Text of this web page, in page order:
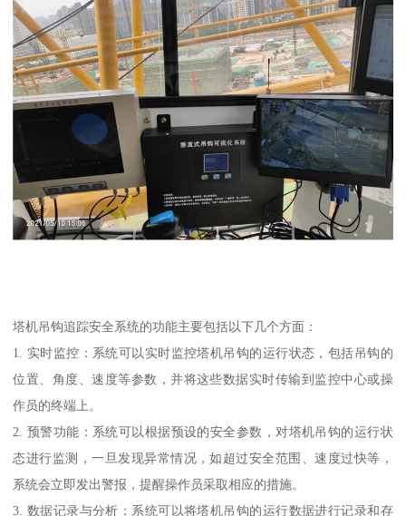
塔机吊钩追踪安全系统的功能主要包括以下几个方面：
1. 实时监控：系统可以实时监控塔机吊钩的运行状态，包括吊钩的
位置、角度、速度等参数，并将这些数据实时传输到监控中心或操
作员的终端上。
2. 预警功能：系统可以根据预设的安全参数，对塔机吊钩的运行状
态进行监测，一旦发现异常情况，如超过安全范围、速度过快等，
系统会立即发出警报，提醒操作员采取相应的措施。
3. 数据记录与分析：系统可以将塔机吊钩的运行数据进行记录和存